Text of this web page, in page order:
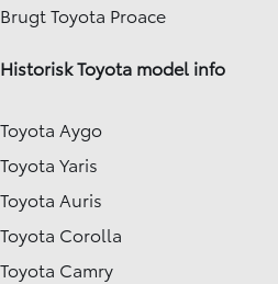
Brugt Toyota Proace
Historisk Toyota model info
Toyota Aygo
Toyota Yaris
Toyota Auris
Toyota Corolla
Toyota Camry